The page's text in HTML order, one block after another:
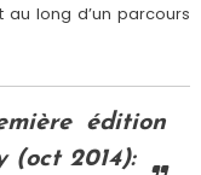
long d’un parcours
édition
(oct 2014):